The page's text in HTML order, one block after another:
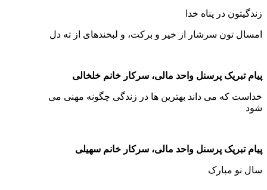
زندگیتون در پناه خدا
امسال تون سرشار از خیر و برکت، و لبخندهای از ته دل
پیام تبریک پرسنل واحد مالی، سرکار خانم خلخالی
خداست که می داند بهترین ها در زندگی چگونه مهنی می
شود
پیام تبریک پرسنل واحد مالی، سرکار خانم سهیلی
سال نو مبارک